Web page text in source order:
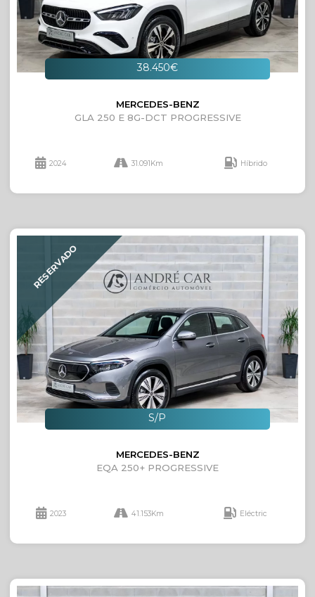
38.450€
MERCEDES-BENZ
GLA 250 E 8G-DCT PROGRESSIVE
2024 31.091Km Híbrido
RESERVADO
S/P
MERCEDES-BENZ
EQA 250+ PROGRESSIVE
2023 41.153Km Eléctric